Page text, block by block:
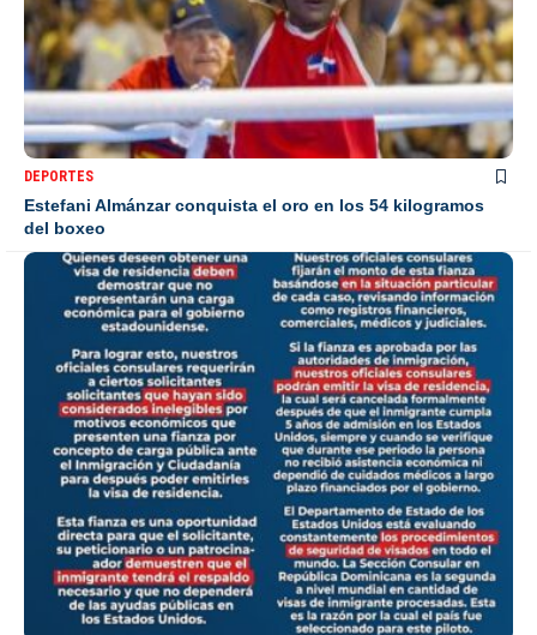
DEPORTES
Estefani Almánzar conquista el oro en los 54 kilogramos
del boxeo